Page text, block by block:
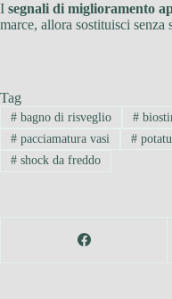
I segnali di miglioramento
marce, allora sostituisci senza
Tag
#bagno di risveglio #
#pacciamatura vasi #
#shock da freddo